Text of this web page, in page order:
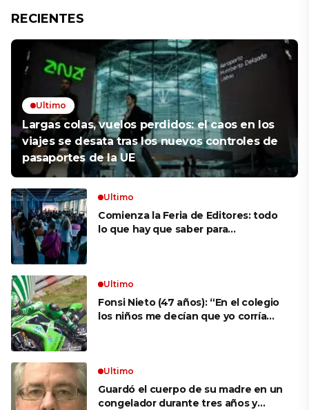
RECIENTES
Ultimo
Largas colas, vuelos perdidos: el caos en los
viajes se desata tras los nuevos controles de
pasaportes de la UE
Ultimo
Comienza la Feria de Editores: todo
lo que hay que saber para
Ultimo
Fonsi Nieto (47 años): “En el colegio
los niños me decían que yo corría
Ultimo
Guardó el cuerpo de su madre en un
congelador durante tres años y